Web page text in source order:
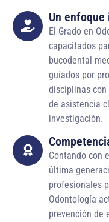
Un enfoque
El Grado en
capacitados
bucodental
guiados por
disciplinas con
de asistencia
investigación.
Contando con
última
profesionales
Odontología
prevención de